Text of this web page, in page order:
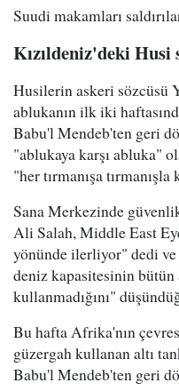
Suudi makamları
Kızıldeniz'deki Husi
Husilerin askeri sözcüsü
ablukanın ilk iki
Babu'l Mendeb'ten geri
"ablukaya karşı abluka"
"her tırmanışa
Sana Merkezinde
Ali Salah, Middle East
yönünde ilerliyor" dedi
deniz kapasitesinin bütün
kullanmadığını"
Bu hafta Afrika'nın
güzergah kullanan altı
Babu'l Mendeb'ten geri